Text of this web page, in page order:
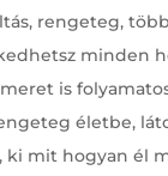
rengeteg,
minden
is
életbe,
ki mit hogyan él